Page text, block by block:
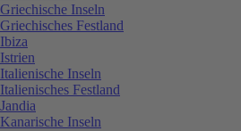
Griechische Inseln
Griechisches Festland
Ibiza
Istrien
Italienische Inseln
Italienisches Festland
Jandia
Kanarische Inseln